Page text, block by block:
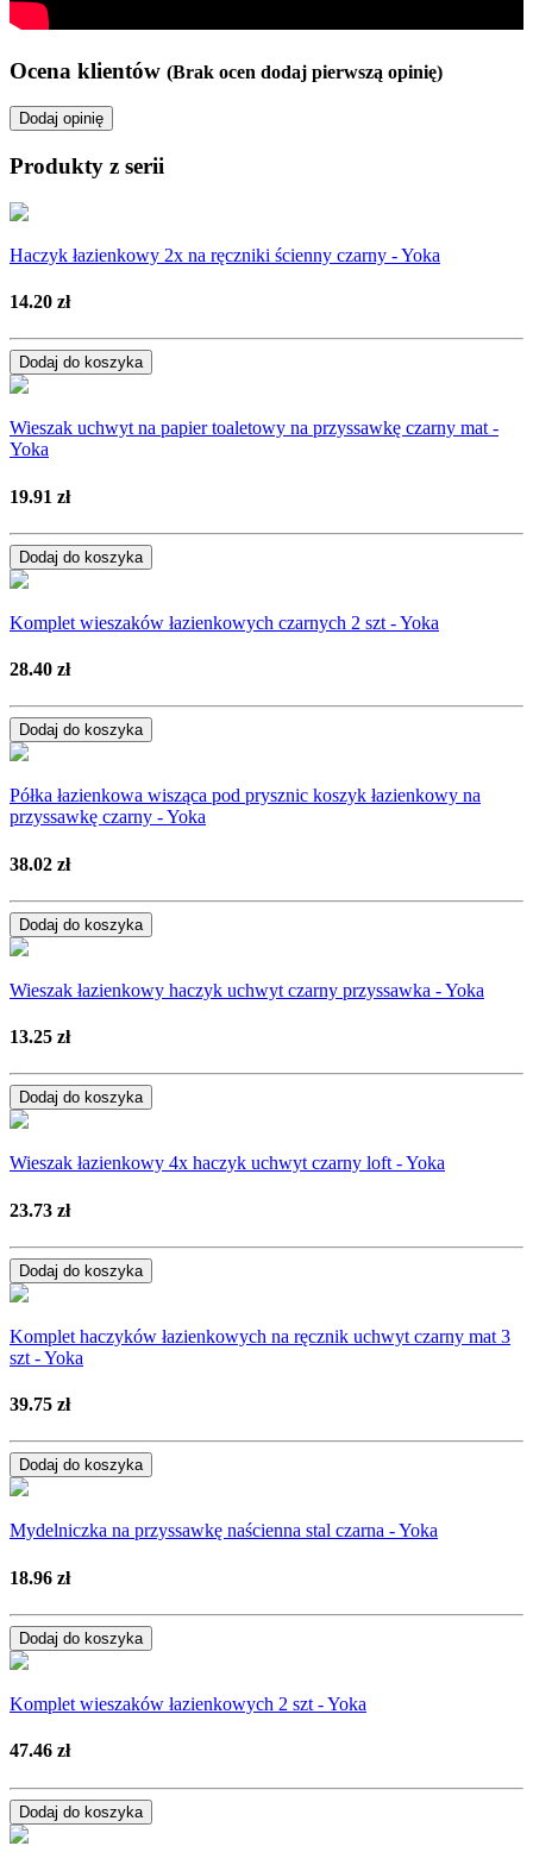
Ocena klientów (Brak ocen dodaj pierwszą opinię)
Dodaj opinię
Produkty z serii
Haczyk łazienkowy 2x na ręczniki ścienny czarny - Yoka
14.20 zł
Dodaj do koszyka
Wieszak uchwyt na papier toaletowy na przyssawkę czarny mat -
Yoka
19.91 zł
Dodaj do koszyka
Komplet wieszaków łazienkowych czarnych 2 szt - Yoka
28.40 zł
Dodaj do koszyka
Półka łazienkowa wisząca pod prysznic koszyk łazienkowy na
przyssawkę czarny - Yoka
38.02 zł
Dodaj do koszyka
Wieszak łazienkowy haczyk uchwyt czarny przyssawka - Yoka
13.25 zł
Dodaj do koszyka
Wieszak łazienkowy 4x haczyk uchwyt czarny loft - Yoka
23.73 zł
Dodaj do koszyka
Komplet haczyków łazienkowych na ręcznik uchwyt czarny mat 3
szt - Yoka
39.75 zł
Dodaj do koszyka
Mydelniczka na przyssawkę naścienna stal czarna - Yoka
18.96 zł
Dodaj do koszyka
Komplet wieszaków łazienkowych 2 szt - Yoka
47.46 zł
Dodaj do koszyka